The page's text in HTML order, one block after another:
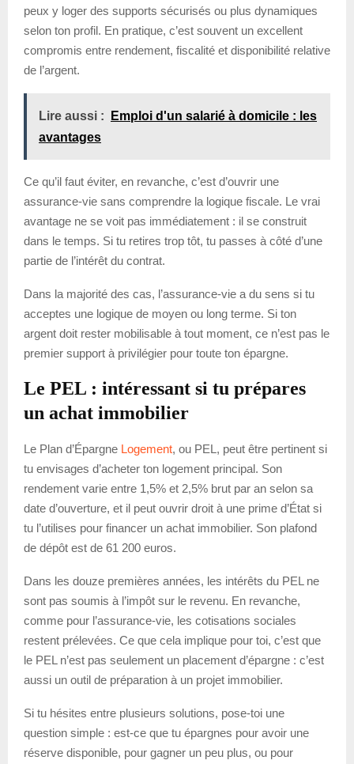
peux y loger des supports sécurisés ou plus dynamiques
selon ton profil. En pratique, c’est souvent un excellent
compromis entre rendement, fiscalité et disponibilité relative
de l’argent.
Lire aussi :
Emploi d'un salarié à domicile : les
avantages
Ce qu’il faut éviter, en revanche, c’est d’ouvrir une
assurance-vie sans comprendre la logique fiscale. Le vrai
avantage ne se voit pas immédiatement : il se construit
dans le temps. Si tu retires trop tôt, tu passes à côté d’une
partie de l’intérêt du contrat.
Dans la majorité des cas, l’assurance-vie a du sens si tu
acceptes une logique de moyen ou long terme. Si ton
argent doit rester mobilisable à tout moment, ce n’est pas le
premier support à privilégier pour toute ton épargne.
Le PEL : intéressant si tu prépares
un achat immobilier
Le Plan d’Épargne Logement, ou PEL, peut être pertinent si
tu envisages d’acheter ton logement principal. Son
rendement varie entre 1,5% et 2,5% brut par an selon sa
date d’ouverture, et il peut ouvrir droit à une prime d’État si
tu l’utilises pour financer un achat immobilier. Son plafond
de dépôt est de 61 200 euros.
Dans les douze premières années, les intérêts du PEL ne
sont pas soumis à l’impôt sur le revenu. En revanche,
comme pour l’assurance-vie, les cotisations sociales
restent prélevées. Ce que cela implique pour toi, c’est que
le PEL n’est pas seulement un placement d’épargne : c’est
aussi un outil de préparation à un projet immobilier.
Si tu hésites entre plusieurs solutions, pose-toi une
question simple : est-ce que tu épargnes pour avoir une
réserve disponible, pour gagner un peu plus, ou pour